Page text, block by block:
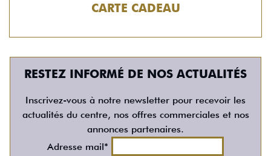
CARTE CADEAU
RESTEZ INFORMÉ DE NOS ACTUALITÉS
Inscrivez-vous à notre newsletter pour recevoir les
actualités du centre, nos offres commerciales et nos
annonces partenaires.
Adresse mail*